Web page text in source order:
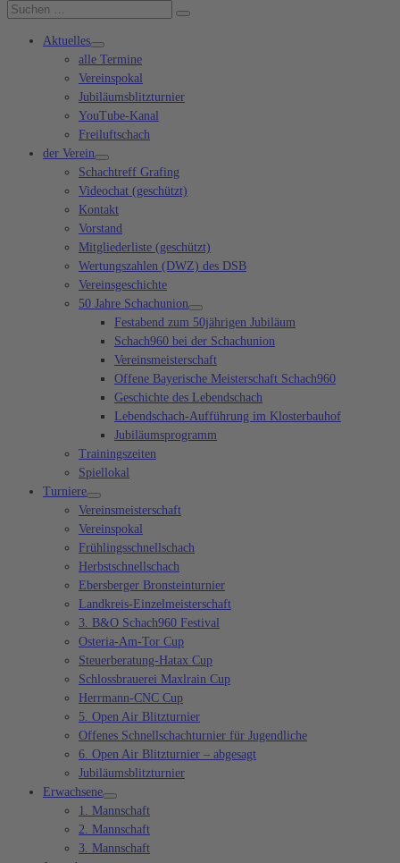
Suche
Suchen …
Aktuelles
alle Termine
Vereinspokal
Jubiläumsblitzturnier
YouTube-Kanal
Freiluftschach
der Verein
Schachtreff Grafing
Videochat (geschützt)
Kontakt
Vorstand
Mitgliederliste (geschützt)
Wertungszahlen (DWZ) des DSB
Vereinsgeschichte
50 Jahre Schachunion
Festabend zum 50jährigen Jubiläum
Schach960 bei der Schachunion
Vereinsmeisterschaft
Offene Bayerische Meisterschaft Schach960
Geschichte des Lebendschach
Lebendschach-Aufführung im Klosterbauhof
Jubiläumsprogramm
Trainingszeiten
Spiellokal
Turniere
Vereinsmeisterschaft
Vereinspokal
Frühlingsschnellschach
Herbstschnellschach
Ebersberger Bronsteinturnier
Landkreis-Einzelmeisterschaft
3. B&O Schach960 Festival
Osteria-Am-Tor Cup
Steuerberatung-Hatax Cup
Schlossbrauerei Maxlrain Cup
Herrmann-CNC Cup
5. Open Air Blitzturnier
Offenes Schnellschachturnier für Jugendliche
6. Open Air Blitzturnier – abgesagt
Jubiläumsblitzturnier
Erwachsene
1. Mannschaft
2. Mannschaft
3. Mannschaft